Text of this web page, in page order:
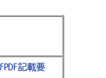
PDF記載要